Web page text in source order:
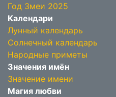
Год Змеи 2025
Календари
Лунный календарь
Солнечный календарь
Народные приметы
Значения имён
Значение имени
Магия любви